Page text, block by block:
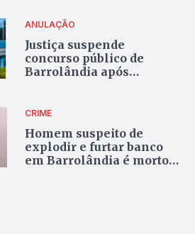
ANULAÇÃO
Justiça suspende
concurso público de
Barrolândia após
CRIME
Homem suspeito de
explodir e furtar banco
em Barrolândia é morto